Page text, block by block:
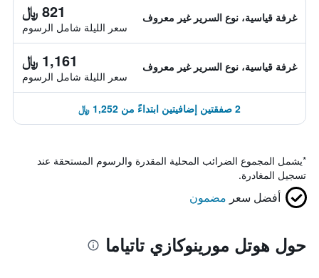
غرفة قياسية، نوع السرير غير معروف 821 ﷼
سعر الليلة شامل الرسوم
غرفة قياسية، نوع السرير غير معروف 1,161 ﷼
سعر الليلة شامل الرسوم
2 صفقتين إضافيتين ابتداءً من 1,252 ﷼
*يشمل المجموع الضرائب المحلية المقدرة والرسوم المستحقة عند
تسجيل المغادرة.
أفضل سعر مضمون
حول هوتل مورينوكازي تاتياما